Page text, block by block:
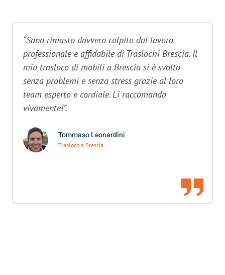
“Sono rimasto davvero colpito dal lavoro
professionale e affidabile di Traslochi Brescia. Il
mio trasloco di mobili a Brescia si è svolto
senza problemi e senza stress grazie al loro
team esperto e cordiale. Li raccomando
vivamente!”.
Tommaso Leonardini
Trasloco a Brescia